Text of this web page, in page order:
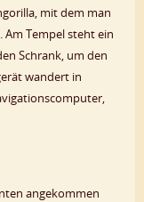
mit dem man
Tempel steht ein
Schrank, um den
wandert in
angekommen